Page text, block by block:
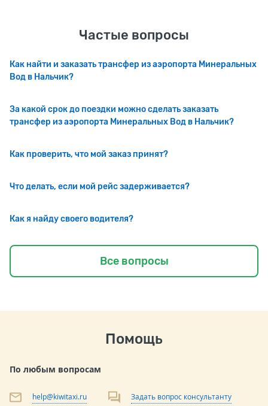
Частые вопросы
Как найти и заказать трансфер из аэропорта Минеральных
Вод в Нальчик?
За какой срок до поездки можно сделать заказать
трансфер из аэропорта Минеральных Вод в Нальчик?
Как проверить, что мой заказ принят?
Что делать, если мой рейс задерживается?
Как я найду своего водителя?
Все вопросы
Помощь
По любым вопросам
help@kiwitaxi.ru Задать вопрос консультанту